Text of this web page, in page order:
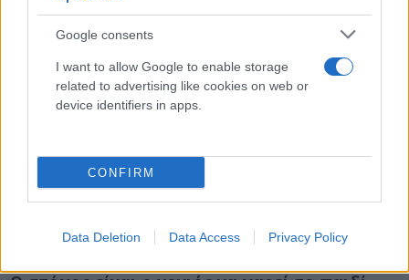
Google consents
I want to allow Google to enable storage
related to advertising like cookies on web or
device identifiers in apps.
CONFIRM
Data Deletion Data Access Privacy Policy